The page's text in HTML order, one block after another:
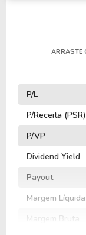
ARRASTE
P/L
P/Receita (PSR)
P/VP
Dividend Yield
Payout
Margem Líquida
Margem Bruta